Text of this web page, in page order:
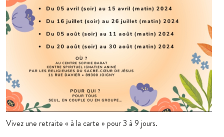
Vivez une retraite « à la carte » pour 3 à 9 jours.